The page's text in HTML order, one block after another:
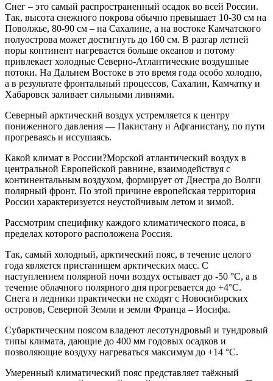
Снег – это самый распространенный осадок во всей России.
Так, высота снежного покрова обычно превышает 10-30 см на
Поволжье, 80-90 см – на Сахалине, а на востоке Камчатского
полуострова может достигнуть до 160 см. В разгар летней
поры континент нагревается больше океанов и потому
привлекает холодные Северно-Атлантические воздушные
потоки. На Дальнем Востоке в это время года особо холодно,
а в результате фронтальный процессов, Сахалин, Камчатку и
Хабаровск заливает сильными ливнями.
Северный арктический воздух устремляется к центру
пониженного давления — Пакистану и Афганистану, по пути
прогреваясь и иссушаясь.
Какой климат в России?Морской атлантический воздух в
центральной Европейской равнине, взаимодействуя с
континентальным воздухом, формирует от Днестра до Волги
полярный фронт. По этой причине европейская территория
России характеризуется неустойчивым летом и зимой.
Рассмотрим специфику каждого климатического пояса, в
пределах которого расположена Россия.
Так, самый холодный, арктический пояс, в течение целого
года является пристанищем арктических масс. С
наступлением полярной ночи воздух остывает до -50 °С, а в
течение облачного полярного дня прогревается до +4°С.
Снега и ледники практически не сходят с Новосибирских
островов, Северной Земли и земли Франца – Иосифа.
Субарктическим поясом владеют лесотундровый и тундровый
типы климата, дающие до 400 мм годовых осадков и
позволяющие воздуху нагреваться максимум до +14 °С.
Умеренный климатический пояс представляет таёжный